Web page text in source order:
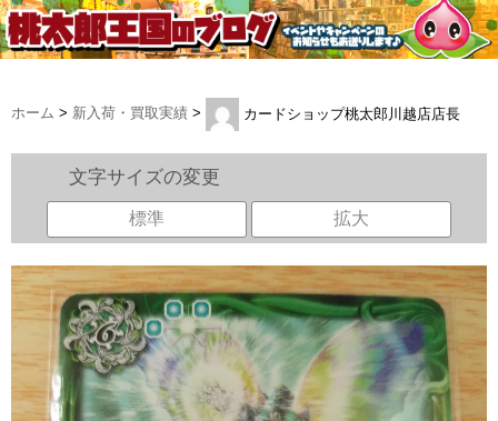
ホーム > 新入荷・買取実績 > カードショップ桃太郎川越店店長
文字サイズの変更
標準 拡大